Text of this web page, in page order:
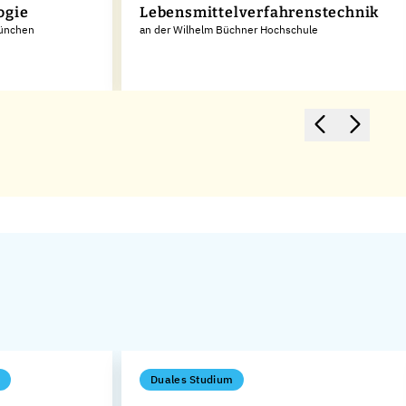
Lebensmittelverfahrenstechnik
an der Wilhelm Büchner Hochschule
Duales Studium